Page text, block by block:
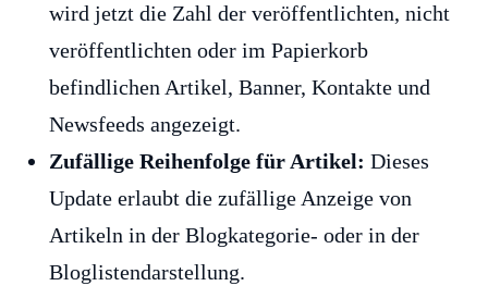
wird jetzt die Zahl der veröffentlichten, nicht
veröffentlichten oder im Papierkorb
befindlichen Artikel, Banner, Kontakte und
Newsfeeds angezeigt.
Zufällige Reihenfolge für Artikel: Dieses
Update erlaubt die zufällige Anzeige von
Artikeln in der Blogkategorie- oder in der
Bloglistendarstellung.